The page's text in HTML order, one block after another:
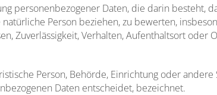
personenbezogener Daten, die darin besteht,
Person beziehen, zu bewerten,
Zuverlässigkeit, Verhalten, Aufenthaltsort
Person, Behörde, Einrichtung oder
Daten entscheidet, bezeichnet.